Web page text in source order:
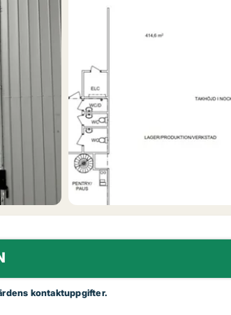
kontaktuppgifter.